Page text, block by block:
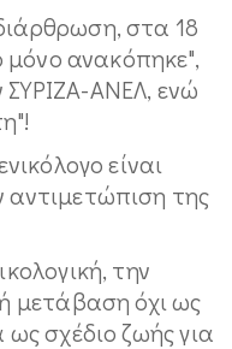
στα 18
μόνο ανακόπηκε",
ΑΝΕΛ, ενώ
είναι
της
την
μετάβαση όχι ως
σχέδιο ζωής για